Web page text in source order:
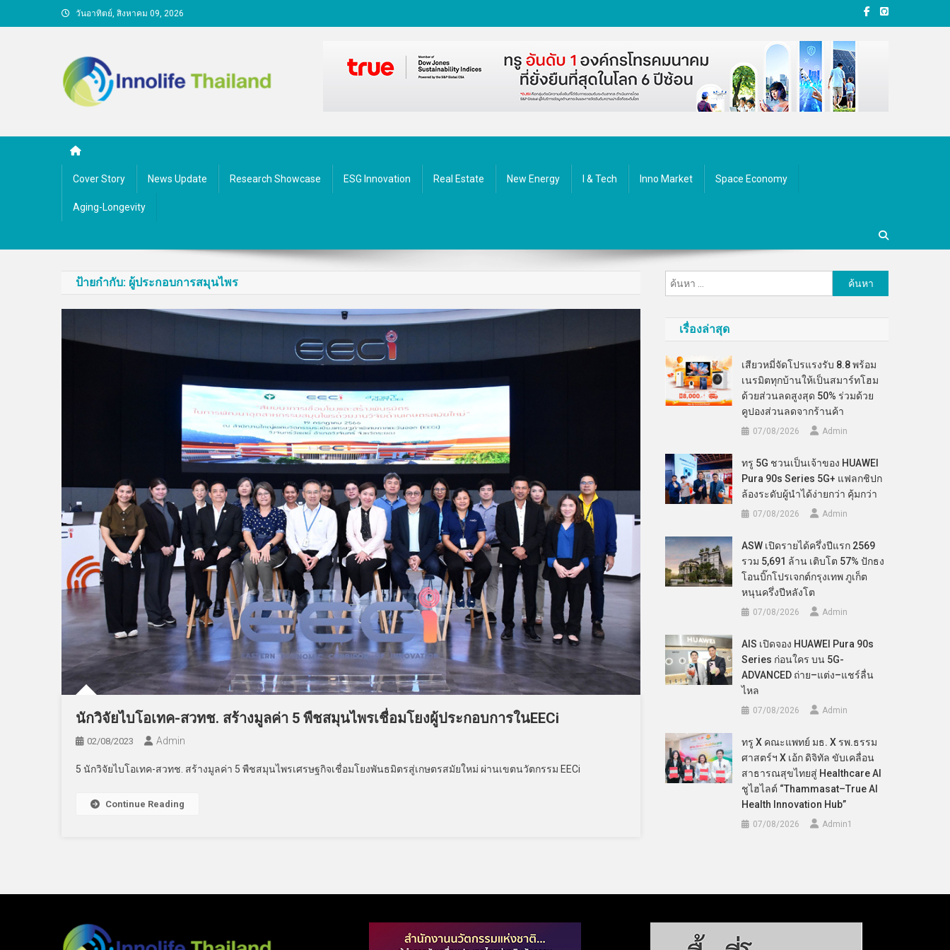
to
วันอาทิตย์, สิงหาคม 09, 2026
Cover Story News Update Research Showcase ESG Innovation Real Estate New Energy I & Tech Inno Market Space Economy
Aging-Longevity
ป้ายกำกับ: ผู้ประกอบการสมุนไพร
นักวิจัยไบโอเทค-สวทช. สร้างมูลค่า 5 พืชสมุนไพรเชื่อมโยงผู้ประกอบการในEECi
02/08/2023 Admin
5 นักวิจัยไบโอเทค-สวทช. สร้างมูลค่า 5 พืชสมุนไพรเศรษฐกิจเชื่อมโยงพันธมิตรสู่เกษตรสมัยใหม่ ผ่านเขตนวัตกรรม EECi
Continue Reading
ค้นหา
สำหรับ:
เรื่องล่าสุด
เสียวหมี่จัดโปรแรงรับ 8.8 พร้อม
เนรมิตทุกบ้านให้เป็นสมาร์ทโฮม
ด้วยส่วนลดสูงสุด 50% ร่วมด้วย
คูปองส่วนลดจากร้านค้า
07/08/2026 Admin
ทรู 5G ชวนเป็นเจ้าของ HUAWEI
Pura 90s Series 5G+ แฟลกชิปก
ล้องระดับผู้นำได้ง่ายกว่า คุ้มกว่า
07/08/2026 Admin
ASW เปิดรายได้ครึ่งปีแรก 2569
รวม 5,691 ล้าน เติบโต 57% ปักธง
โอนบิ๊กโปรเจกต์กรุงเทพ ภูเก็ต
หนุนครึ่งปีหลังโต
07/08/2026 Admin
AIS เปิดจอง HUAWEI Pura 90s
Series ก่อนใคร บน 5G-
ADVANCED ถ่าย–แต่ง–แชร์ลื่น
ไหล
07/08/2026 Admin
ทรู X คณะแพทย์ มธ. X รพ.ธรรม
ศาสตร์ฯ X เอ้ก ดิจิทัล ขับเคลื่อน
สาธารณสุขไทยสู่ Healthcare AI
ชูไฮไลต์ “Thammasat–True AI
Health Innovation Hub”
07/08/2026 Admin​1